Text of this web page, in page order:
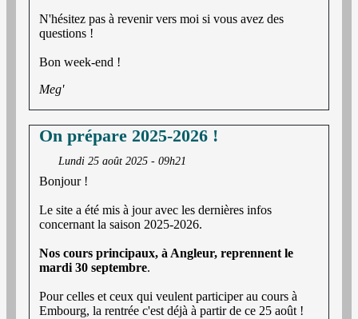
N'hésitez pas à revenir vers moi si vous avez des
questions !
Bon week-end !
Meg'
On prépare 2025-2026 !
Lundi 25 août 2025 - 09h21
Bonjour !
Le site a été mis à jour avec les dernières infos
concernant la saison 2025-2026.
Nos cours principaux, à Angleur, reprennent le
mardi 30 septembre.
Pour celles et ceux qui veulent participer au cours à
Embourg, la rentrée c'est déjà à partir de ce 25 août !